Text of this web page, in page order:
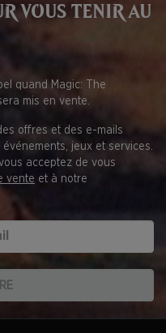
VOUS TENIR AU
quand Magic: The
mis en vente.
offres et des e-mails
jeux et services.
vous acceptez de vous
vente et à notre